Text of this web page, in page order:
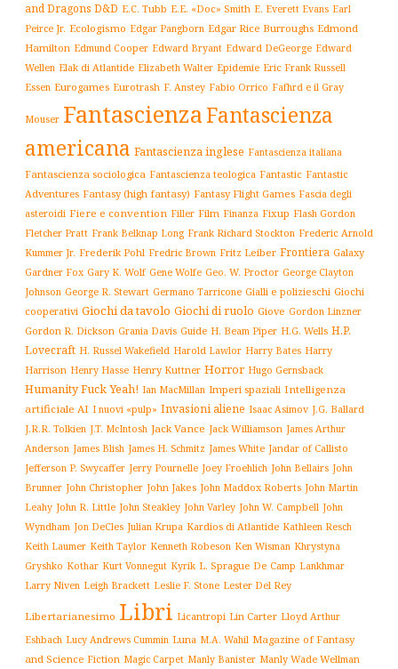
and Dragons D&D E.C. Tubb E.E. «Doc» Smith E. Everett Evans Earl
Peirce Jr. Ecologismo Edgar Pangborn Edgar Rice Burroughs Edmond
Hamilton Edmund Cooper Edward Bryant Edward DeGeorge Edward
Wellen Elak di Atlantide Elizabeth Walter Epidemie Eric Frank Russell
Essen Eurogames Eurotrash F. Anstey Fabio Orrico Fafhrd e il Gray
Mouser FantascienzaFantascienza
americana Fantascienza inglese Fantascienza italiana
Fantascienza sociologica Fantascienza teologica Fantastic Fantastic
Adventures Fantasy (high fantasy) Fantasy Flight Games Fascia degli
asteroidi Fiere e convention Filler Film Finanza Fixup Flash Gordon
Fletcher Pratt Frank Belknap Long Frank Richard Stockton Frederic Arnold
Kummer Jr. Frederik Pohl Fredric Brown Fritz Leiber Frontiera Galaxy
Gardner Fox Gary K. Wolf Gene Wolfe Geo. W. Proctor George Clayton
Johnson George R. Stewart Germano Tarricone Gialli e polizieschi Giochi
cooperativi Giochi da tavolo Giochi di ruolo Giove Gordon Linzner
Gordon R. Dickson Grania Davis Guide H. Beam Piper H.G. Wells H.P.
Lovecraft H. Russel Wakefield Harold Lawlor Harry Bates Harry
Harrison Henry Hasse Henry Kuttner Horror Hugo Gernsback
Humanity Fuck Yeah! Ian MacMillan Imperi spaziali Intelligenza
artificiale AI I nuovi «pulp» Invasioni aliene Isaac Asimov J.G. Ballard
J.R.R. Tolkien J.T. McIntosh Jack Vance Jack Williamson James Arthur
Anderson James Blish James H. Schmitz James White Jandar of Callisto
Jefferson P. Swycaffer Jerry Pournelle Joey Froehlich John Bellairs John
Brunner John Christopher John Jakes John Maddox Roberts John Martin
Leahy John R. Little John Steakley John Varley John W. Campbell John
Wyndham Jon DeCles Julian Krupa Kardios di Atlantide Kathleen Resch
Keith Laumer Keith Taylor Kenneth Robeson Ken Wisman Khrystyna
Gryshko Kothar Kurt Vonnegut Kyrik L. Sprague De Camp Lankhmar
Larry Niven Leigh Brackett Leslie F. Stone Lester Del Rey
Libertarianesimo Libri Licantropi Lin Carter Lloyd Arthur
Eshbach Lucy Andrews Cummin Luna M.A. Wahil Magazine of Fantasy
and Science Fiction Magic Carpet Manly Banister Manly Wade Wellman